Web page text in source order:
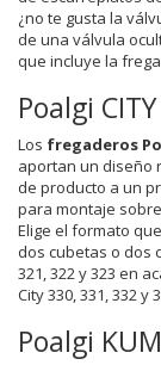
¿no te gusta la
de una válvula
que incluye la
Poalgi CITY
Los fregaderos
aportan un diseño
de producto a un
para montaje
Elige el formato
dos cubetas o dos
321, 322 y 323 en
City 330, 331, 332
Poalgi